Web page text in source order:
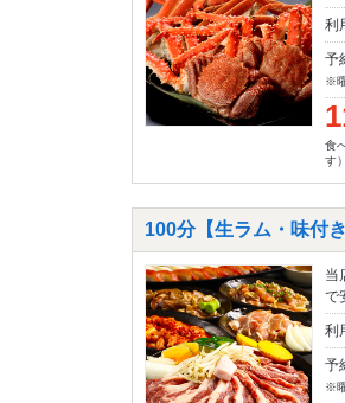
利
予
※
食
す）
100分【生ラム・味付
当
で
利
予
※